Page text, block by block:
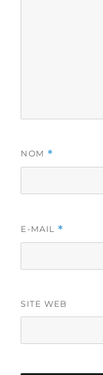
NOM *
E-MAIL *
SITE WEB